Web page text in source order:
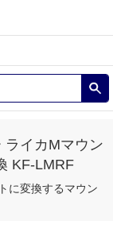
ライカMマウン
KF-LMRF
に変換するマウン